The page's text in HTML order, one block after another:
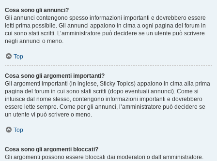
Cosa sono gli annunci?
Gli annunci contengono spesso informazioni importanti e dovrebbero essere
letti prima possibile. Gli annunci appaiono in cima a ogni pagina del forum in
cui sono stati scritti. L’amministratore può decidere se un utente può scrivere
negli annunci o meno.
Top
Cosa sono gli argomenti importanti?
Gli argomenti importanti (in inglese, Sticky Topics) appaiono in cima alla prima
pagina del forum in cui sono stati scritti (dopo eventuali annunci). Come si
intuisce dal nome stesso, contengono informazioni importanti e dovrebbero
essere lette sempre. Come per gli annunci, l’amministratore può decidere se
un utente vi può scrivere o meno.
Top
Cosa sono gli argomenti bloccati?
Gli argomenti possono essere bloccati dai moderatori o dall’amministratore.